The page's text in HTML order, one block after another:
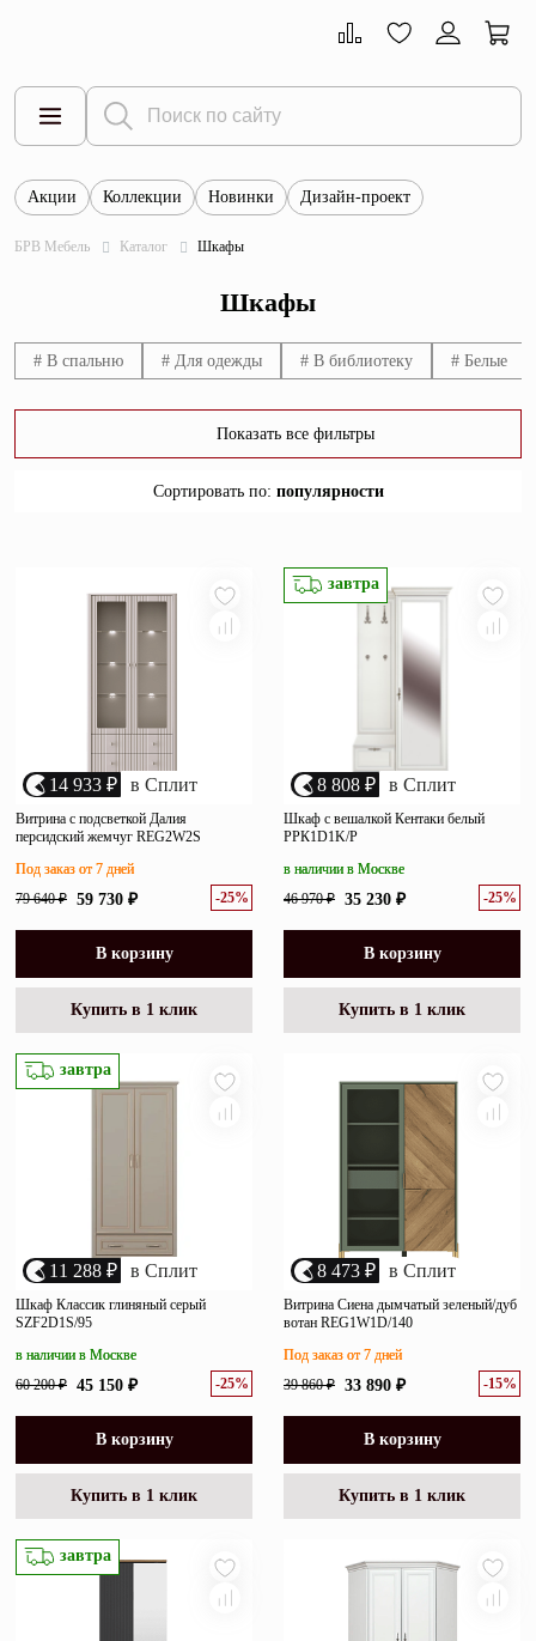
Все товары
Тумбы
Витрины
Комоды
Столы
Полки
Матрасы
Освещение
Декор
Наши салоны
Дизайнерам и архитекторам
Обратный звонок
Акции Коллекции Новинки Дизайн-проект
БРВ Мебель Каталог Шкафы
Шкафы
# В спальню # Для одежды # В библиотеку # Белые
Показать все фильтры
Сортировать по: популярности
убыванию цены
возрастанию цены
размеру скидки
14 933 ₽ в Сплит
Витрина с подсветкой Далия
персидский жемчуг REG2W2S
79 640 ₽ 59 730 ₽ -25%
Под заказ от 7 дней
В корзину
Купить в 1 клик
завтра
8 808 ₽ в Сплит
Шкаф с вешалкой Кентаки белый
РРК1D1K/P
46 970 ₽ 35 230 ₽ -25%
в наличии в Москве
В корзину
Купить в 1 клик
завтра
11 288 ₽ в Сплит
Шкаф Классик глиняный серый
SZF2D1S/95
60 200 ₽ 45 150 ₽ -25%
в наличии в Москве
В корзину
Купить в 1 клик
8 473 ₽ в Сплит
Витрина Сиена дымчатый зеленый/дуб
вотан REG1W1D/140
39 860 ₽ 33 890 ₽ -15%
Под заказ от 7 дней
В корзину
Купить в 1 клик
завтра